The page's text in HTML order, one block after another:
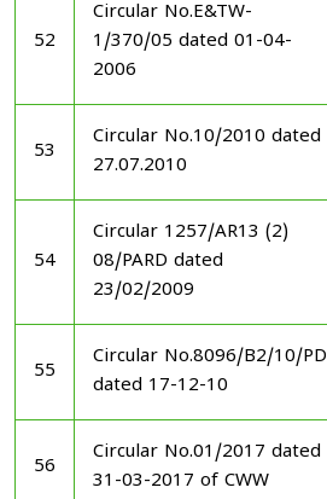
52
Circular No.E&TW-
1/370/05 dated 01-04-
2006
53
Circular No.10/2010 dated
27.07.2010
54
Circular 1257/AR13 (2)
08/PARD dated
23/02/2009
55
Circular No.8096/B2/10/PD
dated 17-12-10
56
Circular No.01/2017 dated
31-03-2017 of CWW